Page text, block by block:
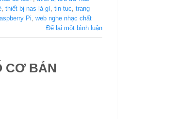
thiết bị nas là gì tin-tuc trang
Pi
web nghe nhạc chất
Để lại một bình luận
CƠ BẢN